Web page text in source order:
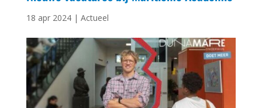
18 apr 2024| Actueel